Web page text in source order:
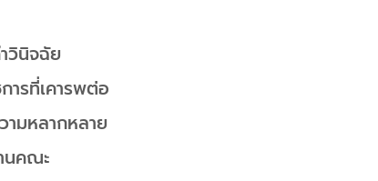
วินิจฉัย
ารที่เคารพต่อ
มหลากหลาย
นคณะ